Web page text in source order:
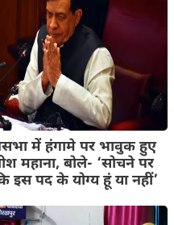
में हंगामे पर भावुक हुए
महाना, बोले- ‘सोचने पर
इस पद के योग्य हूं या नहीं’